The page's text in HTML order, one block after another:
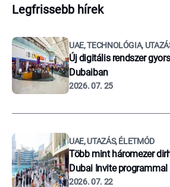
Legfrissebb hírek
UAE, TECHNOLÓGIA,
Új digitális rendszer
Dubaiban
2026. 07. 25
UAE, UTAZÁS, ÉLETMÓD
Több mint háromezer
Dubai Invite programmal
2026. 07. 22